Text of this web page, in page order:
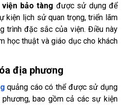
bảo tàng được sử dụng để
kiện lịch sử quan trọng, triển lãm
trình đặc sắc của viện. Điều này
học thuật và giáo dục cho khách
địa phương
quảng cáo có thể được sử dụng
bao gồm cả các sự kiện